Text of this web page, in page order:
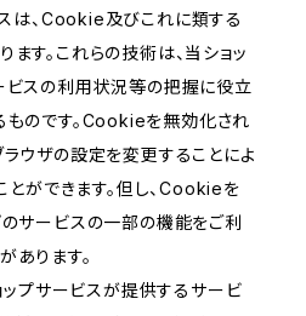
スは、Cookie及びこれに類する
す。これらの技術は、当ショッ
ビスの利用状況等の把握に役立
ものです。Cookieを無効化され
ラウザの設定を変更することによ
ができます。但し、Cookieを
のサービスの一部の機能をご利
あります。
ップサービスが提供するサービ